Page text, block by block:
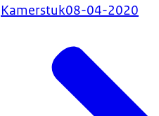
Kamerstuk08-04-2020